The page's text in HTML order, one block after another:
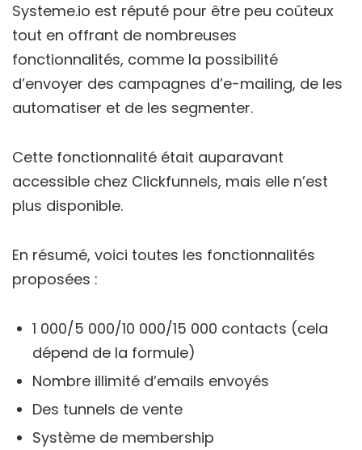
Systeme.io est réputé pour être peu coûteux
tout en offrant de nombreuses
fonctionnalités, comme la possibilité
d’envoyer des campagnes d’e-mailing, de les
automatiser et de les segmenter.
Cette fonctionnalité était auparavant
accessible chez Clickfunnels, mais elle n’est
plus disponible.
En résumé, voici toutes les fonctionnalités
proposées :
1 000/5 000/10 000/15 000 contacts (cela
dépend de la formule)
Nombre illimité d’emails envoyés
Des tunnels de vente
Système de membership